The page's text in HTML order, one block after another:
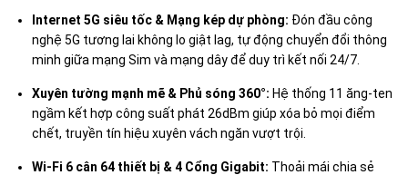
Internet 5G siêu tốc & Mạng kép dự phòng: Đón đầu công
nghệ 5G tương lai không lo giật lag, tự động chuyển đổi thông
minh giữa mạng Sim và mạng dây để duy trì kết nối 24/7.
Xuyên tường mạnh mẽ & Phủ sóng 360°: Hệ thống 11 ăng-ten
ngầm kết hợp công suất phát 26dBm giúp xóa bỏ mọi điểm
chết, truyền tín hiệu xuyên vách ngăn vượt trội.
Wi-Fi 6 cân 64 thiết bị & 4 Cổng Gigabit: Thoải mái chia sẻ